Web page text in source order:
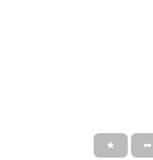
★ ➦